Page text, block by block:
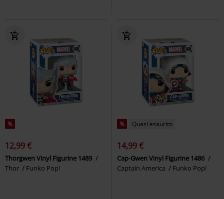
%
12,99 €
Thorgwen Vinyl Figurine 1489
Thor
Funko Pop!
% Quasi esaurito
14,99 €
Cap-Gwen Vinyl Figurine 1486
Captain America
Funko Pop!